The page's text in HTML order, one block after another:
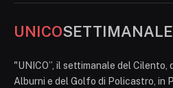
UNICOSETTIMANALE
"UNICO”, il settimanale del Cilento,
Alburni e del Golfo di Policastro, in